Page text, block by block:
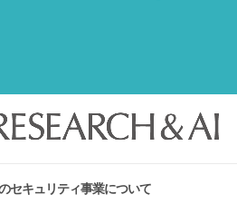
セキュリティ事業について